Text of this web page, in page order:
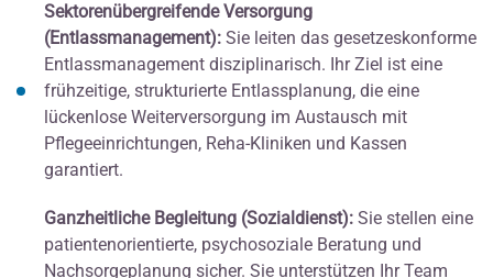
Sektorenübergreifende Versorgung
(Entlassmanagement): Sie leiten das gesetzeskonforme
Entlassmanagement disziplinarisch. Ihr Ziel ist eine
frühzeitige, strukturierte Entlassplanung, die eine
lückenlose Weiterversorgung im Austausch mit
Pflegeeinrichtungen, Reha-Kliniken und Kassen
garantiert.
Ganzheitliche Begleitung (Sozialdienst): Sie stellen eine
patientenorientierte, psychosoziale Beratung und
Nachsorgeplanung sicher. Sie unterstützen Ihr Team